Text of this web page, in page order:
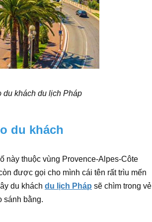
du khách du lịch Pháp
du khách
này thuộc vùng Provence-Alpes-Côte
được gọi cho mình cái tên rất trìu mến
du khách du lịch Pháp sẽ chìm trong vẻ
sánh bằng.